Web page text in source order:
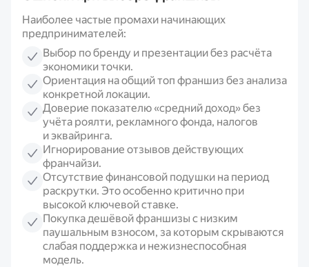
Наиболее частые промахи начинающих
предпринимателей:
Выбор по бренду и презентации без расчёта
экономики точки.
Ориентация на общий топ франшиз без анализа
конкретной локации.
Доверие показателю «средний доход» без
учёта роялти, рекламного фонда, налогов
и эквайринга.
Игнорирование отзывов действующих
франчайзи.
Отсутствие финансовой подушки на период
раскрутки. Это особенно критично при
высокой ключевой ставке.
Покупка дешёвой франшизы с низким
паушальным взносом, за которым скрываются
слабая поддержка и нежизнеспособная
модель.